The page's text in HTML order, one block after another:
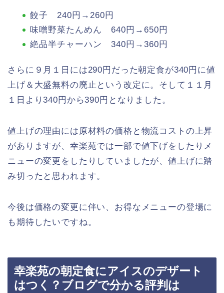
餃子 240円→260円
味噌野菜たんめん 640円→650円
絶品半チャーハン 340円→360円
さらに９月１日には290円だった朝定食が340円に値
上げ＆大盛無料の廃止という改定に。そして１１月
１日より340円から390円となりました。
値上げの理由には原材料の価格と物流コストの上昇
がありますが、幸楽苑では一部で値下げをしたりメ
ニューの変更をしたりしていましたが、値上げに踏
み切ったと思われます。
今後は価格の変更に伴い、お得なメニューの登場に
も期待したいですね。
幸楽苑の朝定食にアイスのデザート
はつく？ブログで分かる評判は